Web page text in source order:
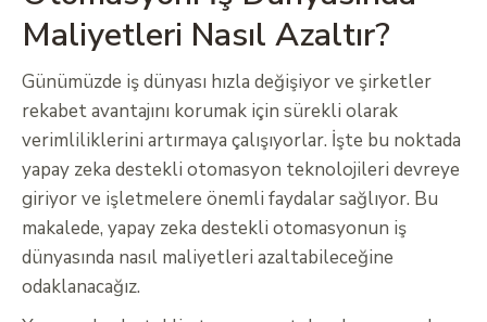
Maliyetleri Nasıl Azaltır?
Günümüzde iş dünyası hızla değişiyor ve şirketler
rekabet avantajını korumak için sürekli olarak
verimliliklerini artırmaya çalışıyorlar. İşte bu noktada
yapay zeka destekli otomasyon teknolojileri devreye
giriyor ve işletmelere önemli faydalar sağlıyor. Bu
makalede, yapay zeka destekli otomasyonun iş
dünyasında nasıl maliyetleri azaltabileceğine
odaklanacağız.